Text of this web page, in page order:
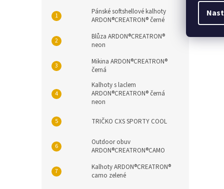
Pánské softshellové kalhoty
ARDON®CREATRON® černé
Blůza ARDON®CREATRON®
neon
Mikina ARDON®CREATRON®
černá
Kalhoty s laclem
ARDON®CREATRON® černá
neon
TRIČKO CXS SPORTY COOL
Outdoor obuv
ARDON®CREATRON®CAMO
Kalhoty ARDON®CREATRON®
camo zelené